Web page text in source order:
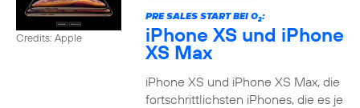
Credits: Apple
PRE SALES START BEI O2:
iPhone XS und iPhone
XS Max
iPhone XS und iPhone XS Max, die
fortschrittlichsten iPhones, die es je